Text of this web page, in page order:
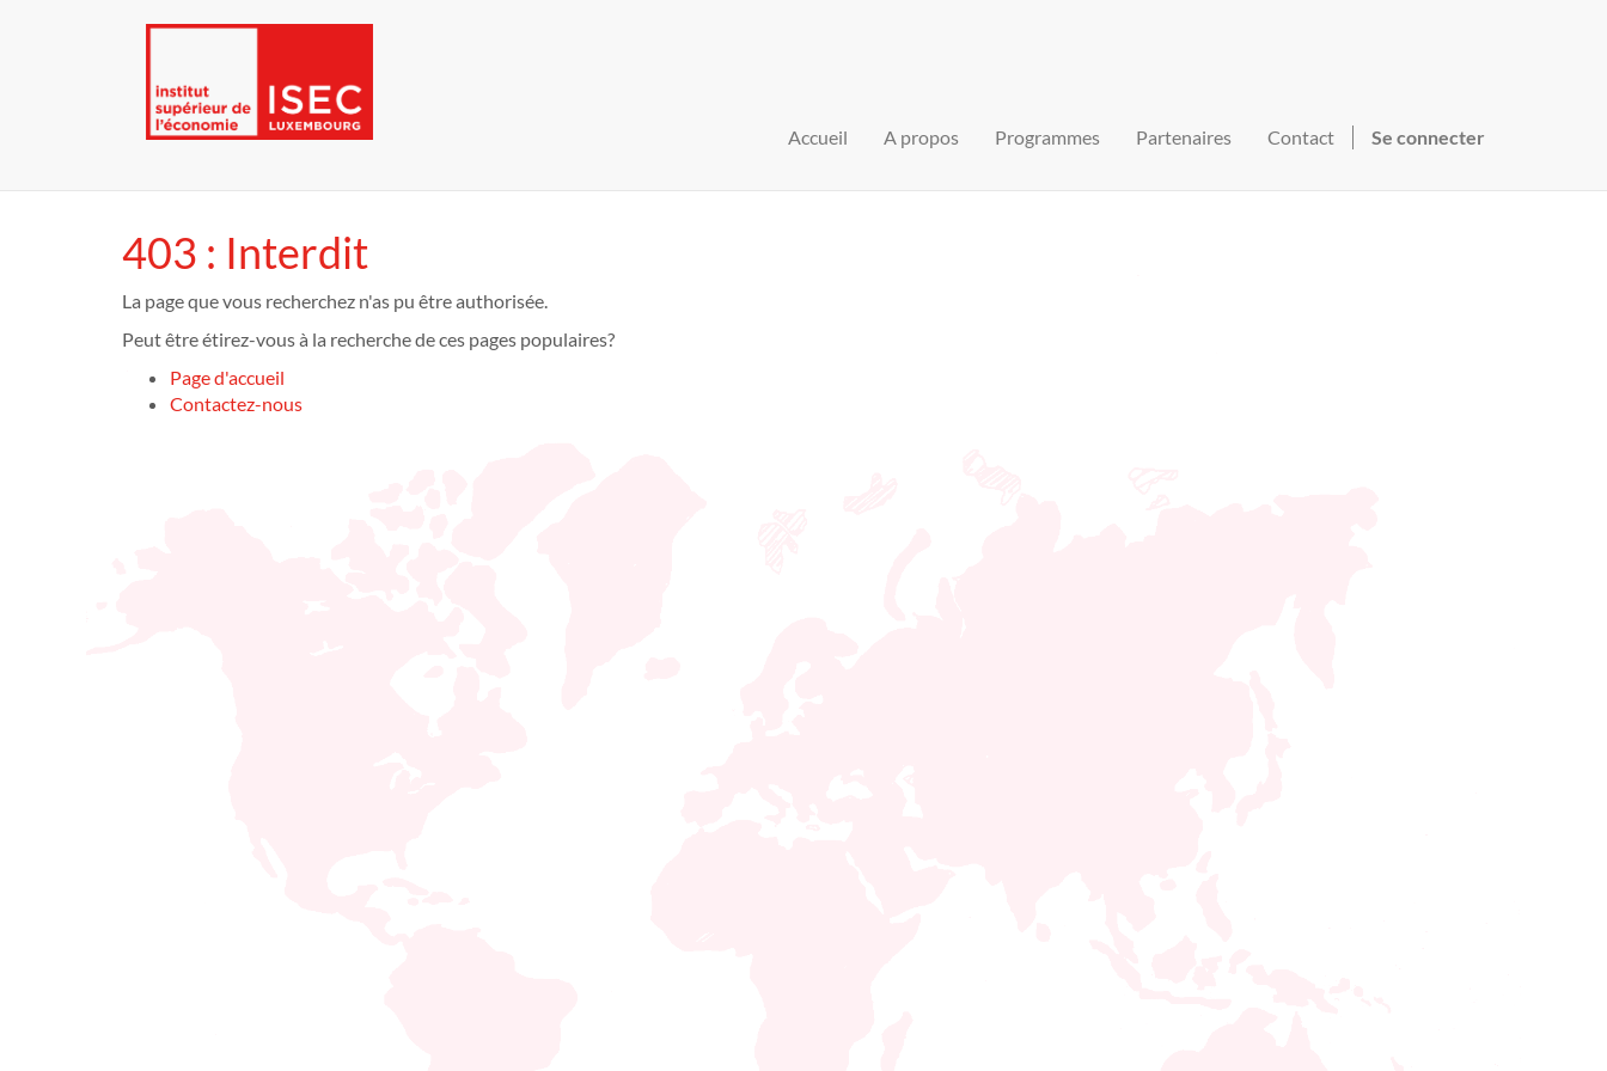
Accueil A propos Programmes Partenaires Contact Se connecter
403 : Interdit
La page que vous recherchez n'as pu être authorisée.
Peut être étirez-vous à la recherche de ces pages populaires?
Page d'accueil
Contactez-nous